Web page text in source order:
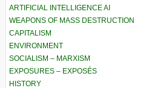
ARTIFICIAL INTELLIGENCE AI
WEAPONS OF MASS DESTRUCTION
CAPITALISM
ENVIRONMENT
SOCIALISM – MARXISM
EXPOSURES – EXPOSÉS
HISTORY